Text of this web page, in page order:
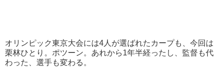
オリンピック東京大会には4人が選ばれたカープも、今回は
栗林ひとり。ポツーン。あれから1年半経ったし、監督も代
わった、選手も変わる。